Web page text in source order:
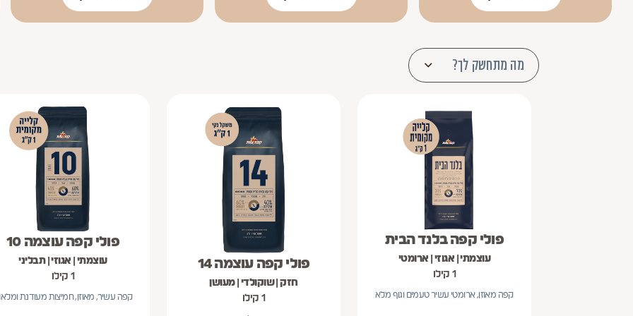
מה מתחשק לך?
פרופיל טעם: חזק ועוצמתי פרופיל טעם: חמיצות פירותית עם שוקולדיות
450 גרם
משקל 450 גרם is not selectable
חזק
עוצמת הקפה: חזק
מקינטה
מתאים להכנת משקה מקינטה is not selectable מתאים להכנת משקה: אספרסו קצר
אספרסו ארוך
מתאים להכנת משקה: אספרסו ארוך מתאים להכנת משקה: אמריקנו
מקיאטו
מתאים להכנת משקה:
סוג המוצר אביזרים משלימים
סוג המוצר אביזרים משלימים is not selectable סוג המוצר: פולים
פולי קפה בלנד הבית
עוצמתי | אגוזי | ארומטי
1 קילו
קפה מאוזן, ארומטי עשיר טעמים וגוף מלא
פולי קפה עוצמה 14
חזק | שוקולדי | מעושן
1 קילו
פולי קפה עוצמה 10
עוצמתי | אגוזי | תבליני
1 קילו
קפה עשיר, מאוזן, חמיצות מעודנת